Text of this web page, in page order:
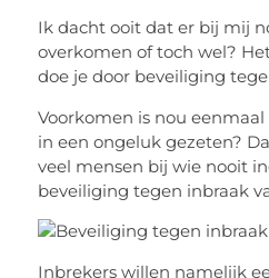
Ik dacht ooit dat er bij mij
overkomen of toch wel?
doe je door beveiliging
Voorkomen is nou
in een ongeluk gezeten?
veel mensen bij wie nooit
beveiliging tegen inbraak
Inbrekers willen namelijk